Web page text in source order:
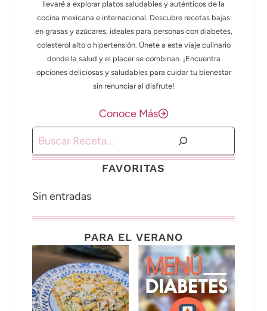
llevaré a explorar platos saludables y auténticos de la
cocina mexicana e internacional. Descubre recetas bajas
en grasas y azúcares, ideales para personas con diabetes,
colesterol alto o hipertensión. Únete a este viaje culinario
donde la salud y el placer se combinan. ¡Encuentra
opciones deliciosas y saludables para cuidar tu bienestar
sin renunciar al disfrute!
Conoce Más
Buscar
FAVORITAS
Sin entradas
PARA EL VERANO